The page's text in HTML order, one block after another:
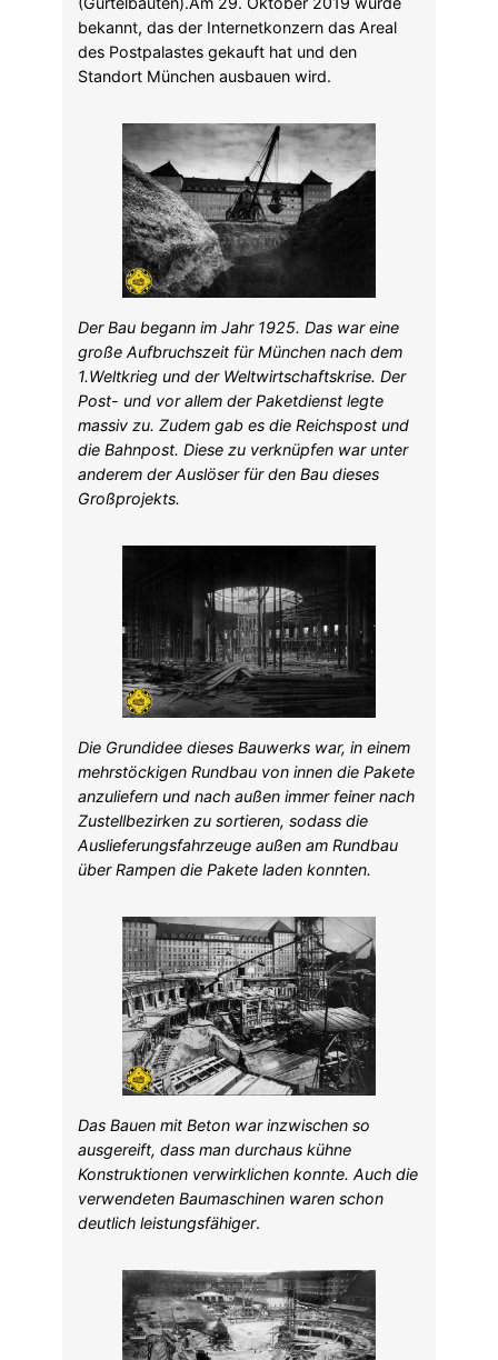
bekannt, das der Internetkonzern das Areal
des Postpalastes gekauft hat und den
Standort München ausbauen wird.
Der Bau begann im Jahr 1925. Das war eine
große Aufbruchszeit für München nach dem
1.Weltkrieg und der Weltwirtschaftskrise. Der
Post- und vor allem der Paketdienst legte
massiv zu. Zudem gab es die Reichspost und
die Bahnpost. Diese zu verknüpfen war unter
anderem der Auslöser für den Bau dieses
Großprojekts.
Die Grundidee dieses Bauwerks war, in einem
mehrstöckigen Rundbau von innen die Pakete
anzuliefern und nach außen immer feiner nach
Zustellbezirken zu sortieren, sodass die
Auslieferungsfahrzeuge außen am Rundbau
über Rampen die Pakete laden konnten.
Das Bauen mit Beton war inzwischen so
ausgereift, dass man durchaus kühne
Konstruktionen verwirklichen konnte. Auch die
verwendeten Baumaschinen waren schon
deutlich leistungsfähiger.